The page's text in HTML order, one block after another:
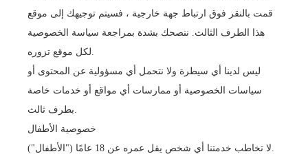
قمت بالنقر فوق ارتباط جهة خارجية ، فسيتم توجيهك إلى موقع
هذا الطرف الثالث. ننصحك بشدة بمراجعة سياسة الخصوصية
لكل موقع تزوره.
ليس لدينا أي سيطرة ولا نتحمل أي مسؤولية عن المحتوى أو
سياسات الخصوصية أو ممارسات أي مواقع أو خدمات خاصة
بطرف ثالث.
خصوصية الأطفال
لا تخاطب خدمتنا أي شخص يقل عمره عن 18 عامًا ("الأطفال").